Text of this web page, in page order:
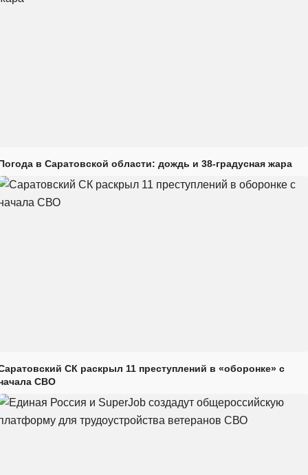
в Саратовской области: дождь и 38-градусная жара
СК раскрыл 11 преступлений в «оборонке» с
СВО